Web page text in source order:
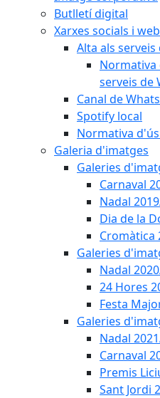
Butlletí digital
Xarxes socials i
Alta als
Normativa
serveis de
Canal de
Spotify local
Normativa
Galeria d'imatges
Galeries
Carnaval
Nadal
Dia de la
Cromàtica
Galeries
Nadal
24 Hores
Festa
Galeries
Nadal
Carnaval
Premis
Sant Jordi